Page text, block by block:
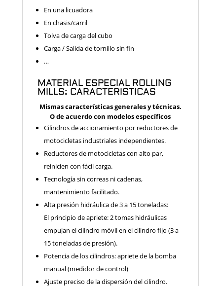
En una licuadora
En chasis/carril
Tolva de carga del cubo
Carga / Salida de tornillo sin fin
…
MATERIAL ESPECIAL ROLLING
MILLS: CARACTERISTICAS
Mismas características generales y técnicas.
O de acuerdo con modelos específicos
Cilindros de accionamiento por reductores de
motocicletas industriales independientes.
Reductores de motocicletas con alto par,
reinicien con fácil carga.
Tecnología sin correas ni cadenas,
mantenimiento facilitado.
Alta presión hidráulica de 3 a 15 toneladas:
El principio de apriete: 2 tomas hidráulicas
empujan el cilindro móvil en el cilindro fijo (3 a
15 toneladas de presión).
Potencia de los cilindros: apriete de la bomba
manual (medidor de control)
Ajuste preciso de la dispersión del cilindro.